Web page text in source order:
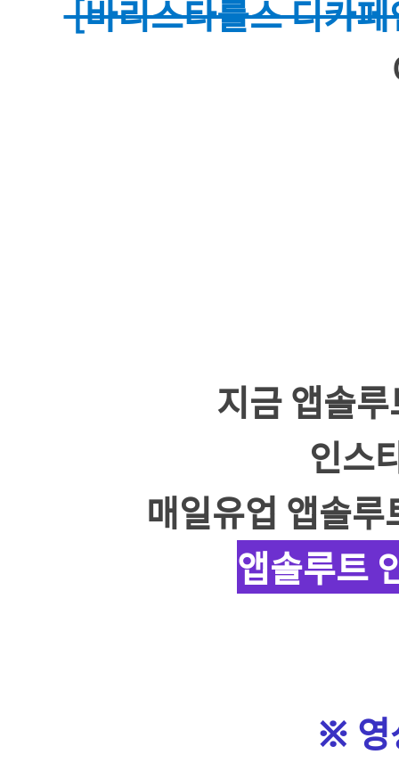
[바리스타룰스 디카
지금 앱솔
인스
매일유업 앱솔
앱솔루트
※ 영